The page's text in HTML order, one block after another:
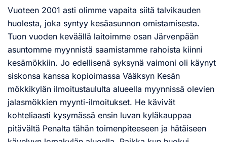
Vuoteen 2001 asti olimme vapaita siitä talvikauden
huolesta, joka syntyy kesäasunnon omistamisesta.
Tuon vuoden keväällä laitoimme osan Järvenpään
asuntomme myynnistä saamistamme rahoista kiinni
kesämökkiin. Jo edellisenä syksynä vaimoni oli käynyt
siskonsa kanssa kopioimassa Vääksyn Kesän
mökkikylän ilmoitustaululta alueella myynnissä olevien
jalasmökkien myynti-ilmoitukset. He kävivät
kohteliaasti kysymässä ensin luvan kyläkauppaa
pitävältä Penalta tähän toimenpiteeseen ja hätäiseen